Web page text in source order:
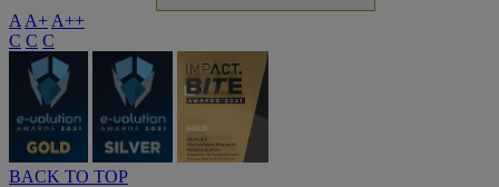
A A+ A++
C C C
BACK TO TOP